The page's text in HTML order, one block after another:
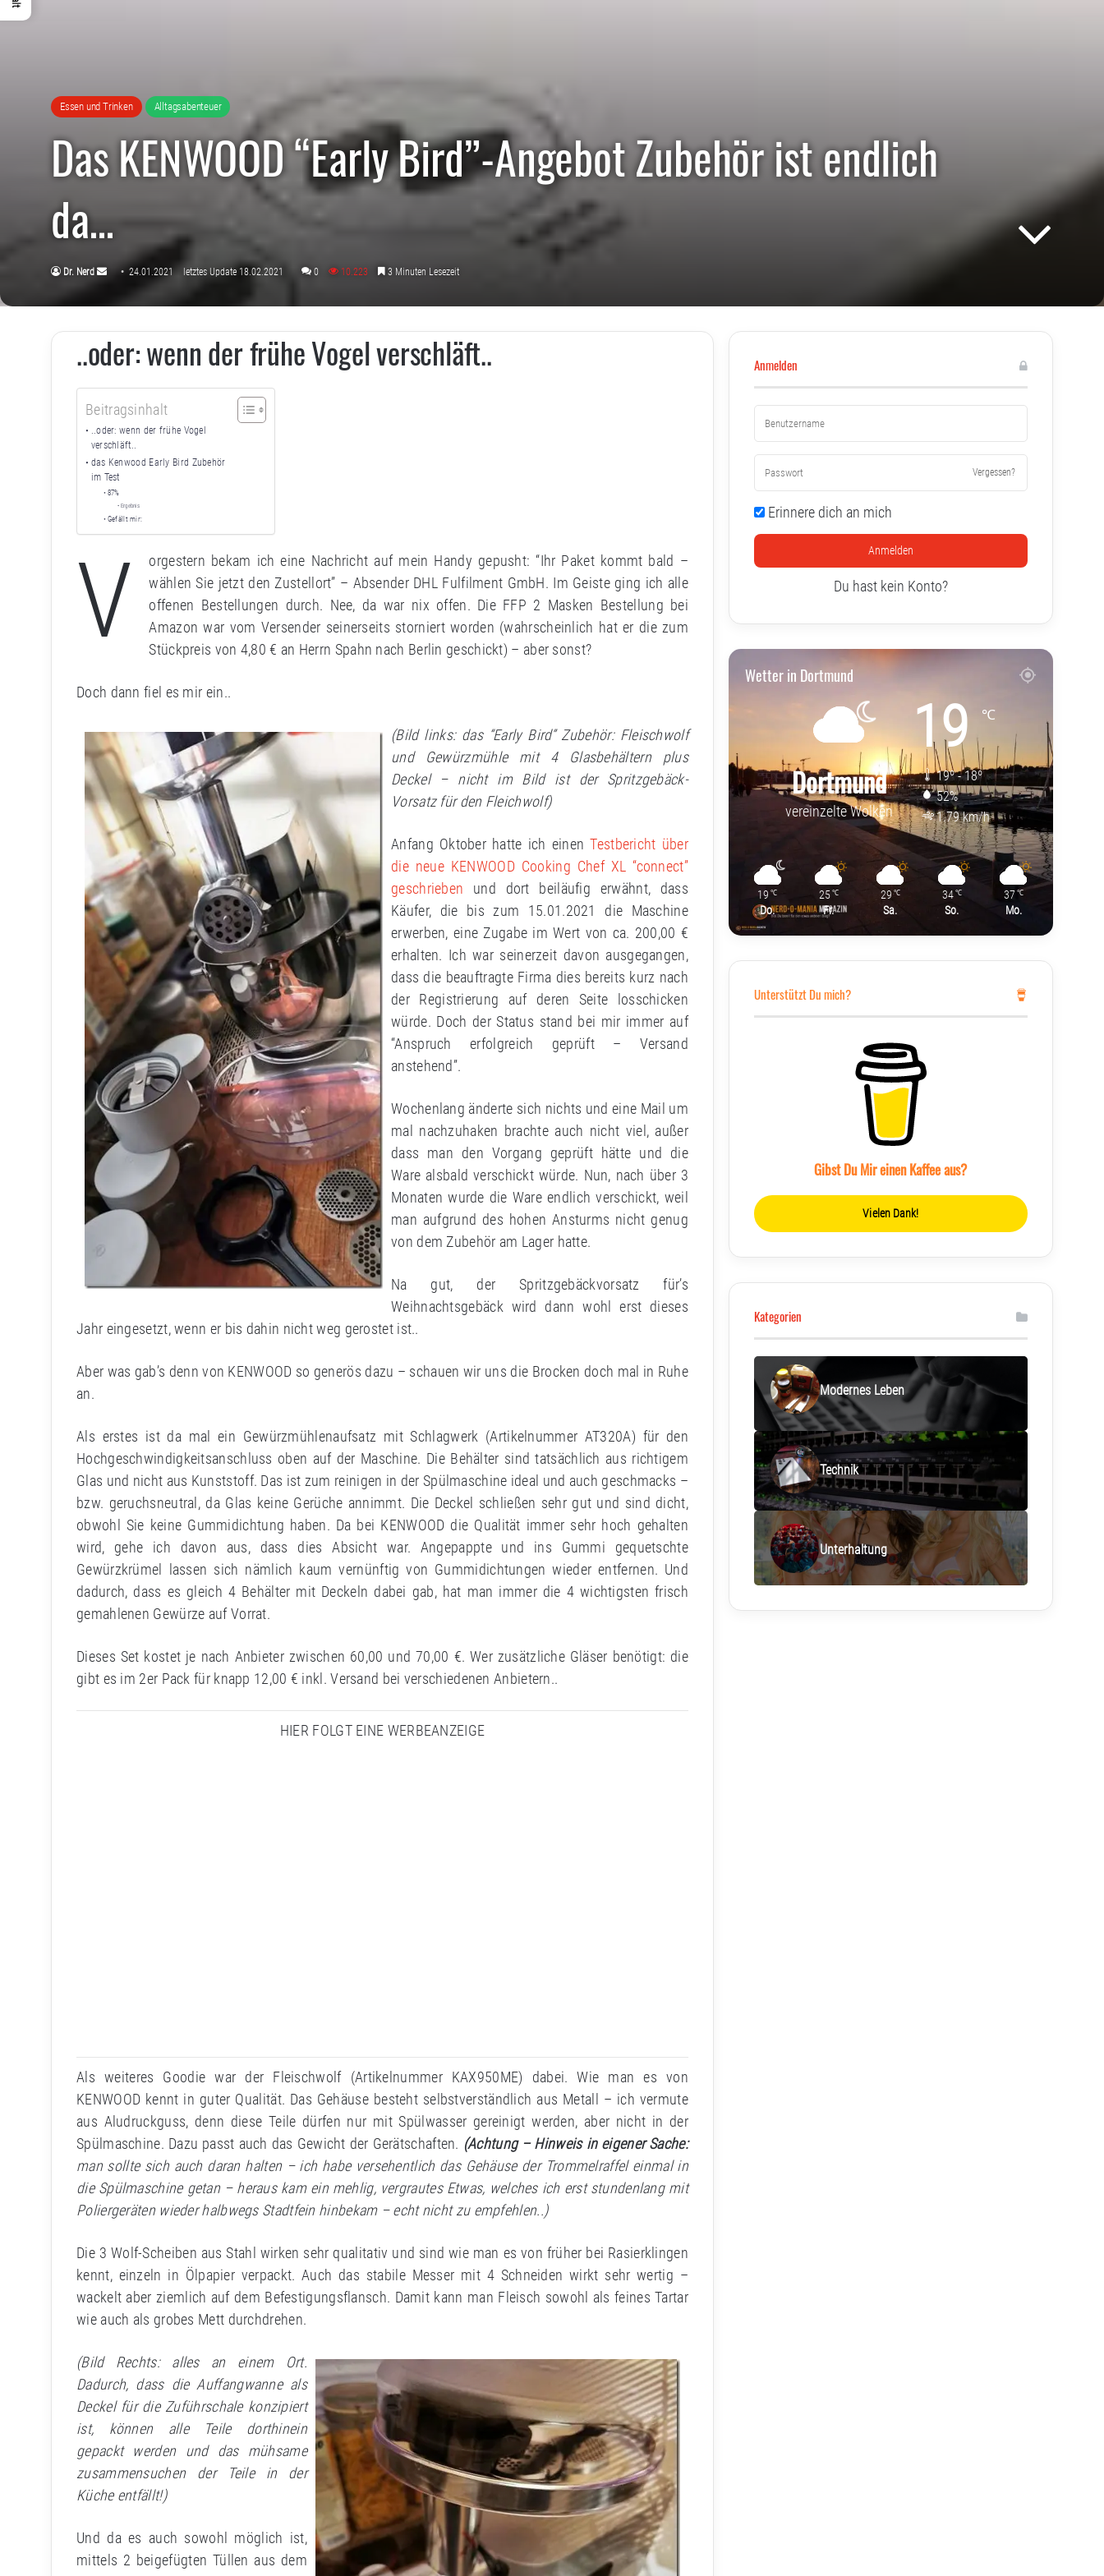
Essen und Trinken Alltagsabenteuer
Das KENWOOD “Early Bird”-Angebot Zubehör ist endlich
da…
Dr. Nerd
Sende
E-
Mail
24.01.2021 letztes Update 18.02.2021 0 10.223 3 Minuten Lesezeit
..oder: wenn der frühe Vogel verschläft..
Beitragsinhalt
..oder: wenn der frühe Vogel
verschläft..
das Kenwood Early Bird Zubehör
im Test
87%
Ergebnis
Gefällt mir:
V
orgestern bekam ich eine Nachricht auf mein Handy gepusht: “Ihr Paket kommt bald –
wählen Sie jetzt den Zustellort” – Absender DHL Fulfilment GmbH. Im Geiste ging ich alle
offenen Bestellungen durch. Nee, da war nix offen. Die FFP 2 Masken Bestellung bei
Amazon war vom Versender seinerseits storniert worden (wahrscheinlich hat er die zum
Stückpreis von 4,80 € an Herrn Spahn nach Berlin geschickt) – aber sonst?
Doch dann fiel es mir ein..
(Bild links: das “Early Bird” Zubehör: Fleischwolf
und Gewürzmühle mit 4 Glasbehältern plus
Deckel – nicht im Bild ist der Spritzgebäck-
Vorsatz für den Fleichwolf)
Anfang Oktober hatte ich einenTestbericht über
die neue KENWOOD Cooking Chef XL “connect”
geschrieben und dort beiläufig erwähnt, dass
Käufer, die bis zum 15.01.2021 die Maschine
erwerben, eine Zugabe im Wert von ca. 200,00 €
erhalten. Ich war seinerzeit davon ausgegangen,
dass die beauftragte Firma dies bereits kurz nach
der Registrierung auf deren Seite losschicken
würde. Doch der Status stand bei mir immer auf
“Anspruch erfolgreich geprüft – Versand
anstehend”.
Wochenlang änderte sich nichts und eine Mail um
mal nachzuhaken brachte auch nicht viel, außer
dass man den Vorgang geprüft hätte und die
Ware alsbald verschickt würde. Nun, nach über 3
Monaten wurde die Ware endlich verschickt, weil
man aufgrund des hohen Ansturms nicht genug
von dem Zubehör am Lager hatte.
Na gut, der Spritzgebäckvorsatz für’s
Weihnachtsgebäck wird dann wohl erst dieses
Jahr eingesetzt, wenn er bis dahin nicht weg gerostet ist..
Aber was gab’s denn von KENWOOD so generös dazu – schauen wir uns die Brocken doch mal in Ruhe
an.
Als erstes ist da mal ein Gewürzmühlenaufsatz mit Schlagwerk (Artikelnummer AT320A) für den
Hochgeschwindigkeitsanschluss oben auf der Maschine. Die Behälter sind tatsächlich aus richtigem
Glas und nicht aus Kunststoff. Das ist zum reinigen in der Spülmaschine ideal und auch geschmacks –
bzw. geruchsneutral, da Glas keine Gerüche annimmt. Die Deckel schließen sehr gut und sind dicht,
obwohl Sie keine Gummidichtung haben. Da bei KENWOOD die Qualität immer sehr hoch gehalten
wird, gehe ich davon aus, dass dies Absicht war. Angepappte und ins Gummi gequetschte
Gewürzkrümel lassen sich nämlich kaum vernünftig von Gummidichtungen wieder entfernen. Und
dadurch, dass es gleich 4 Behälter mit Deckeln dabei gab, hat man immer die 4 wichtigsten frisch
gemahlenen Gewürze auf Vorrat.
Dieses Set kostet je nach Anbieter zwischen 60,00 und 70,00 €. Wer zusätzliche Gläser benötigt: die
gibt es im 2er Pack für knapp 12,00 € inkl. Versand bei verschiedenen Anbietern..
HIER FOLGT EINE WERBEANZEIGE
Als weiteres Goodie war der Fleischwolf (Artikelnummer KAX950ME) dabei. Wie man es von
KENWOOD kennt in guter Qualität. Das Gehäuse besteht selbstverständlich aus Metall – ich vermute
aus Aludruckguss, denn diese Teile dürfen nur mit Spülwasser gereinigt werden, aber nicht in der
Spülmaschine. Dazu passt auch das Gewicht der Gerätschaften. (Achtung – Hinweis in eigener Sache:
man sollte sich auch daran halten – ich habe versehentlich das Gehäuse der Trommelraffel einmal in
die Spülmaschine getan – heraus kam ein mehlig, vergrautes Etwas, welches ich erst stundenlang mit
Poliergeräten wieder halbwegs Stadtfein hinbekam – echt nicht zu empfehlen..)
Die 3 Wolf-Scheiben aus Stahl wirken sehr qualitativ und sind wie man es von früher bei Rasierklingen
kennt, einzeln in Ölpapier verpackt. Auch das stabile Messer mit 4 Schneiden wirkt sehr wertig –
wackelt aber ziemlich auf dem Befestigungsflansch. Damit kann man Fleisch sowohl als feines Tartar
wie auch als grobes Mett durchdrehen.
(Bild Rechts: alles an einem Ort.
Dadurch, dass die Auffangwanne als
Deckel für die Zuführschale konzipiert
ist, können alle Teile dorthinein
gepackt werden und das mühsame
zusammensuchen der Teile in der
Küche entfällt!)
Und da es auch sowohl möglich ist,
mittels 2 beigefügten Tüllen aus dem
Anmelden
Vergessen?
Erinnere dich an mich
Anmelden
Du hast kein Konto?
Wetter in Dortmund
Dortmund
vereinzelte Wolken
19℃
19º - 18º
52%
1.79 km/h
19 ℃
Do.
25 ℃
Fr.
29 ℃
Sa.
34 ℃
So.
37 ℃
Mo.
Unterstützt Du mich?
Gibst Du Mir einen Kaffee aus?
Vielen Dank!
Kategorien
Modernes Leben
Technik
Unterhaltung